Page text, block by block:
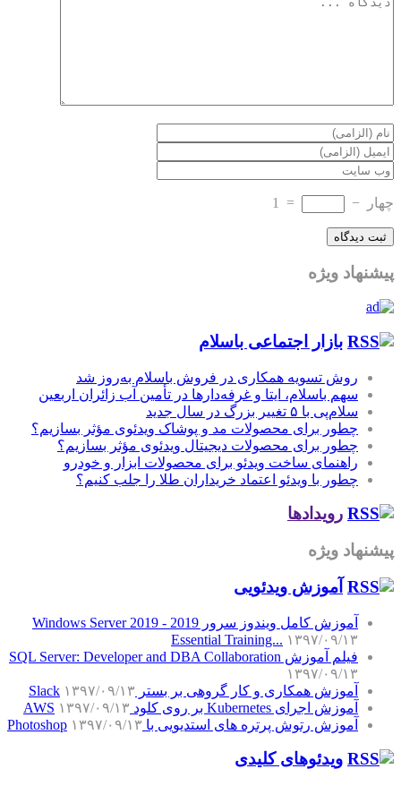
چهار −
=
1
پیشنهاد ویژه
بازار اجتماعی باسلام
روش تسویه همکاری در فروش باسلام به‌روز شد
سهم باسلام، ایتا و غرفه‌دارها در تأمین آب زائران اربعین
سلام‌پی با ۵ تغییر بزرگ در سال جدید
چطور برای محصولات مد و پوشاک ویدئوی مؤثر بسازیم؟
چطور برای محصولات دیجیتال ویدئوی مؤثر بسازیم؟
راهنمای ساخت ویدئو برای محصولات ابزار و خودرو
چطور با ویدئو اعتماد خریداران طلا را جلب کنیم؟
رویدادها
پیشنهاد ویژه
آموزش‌ ویدئویی
آموزش کامل ویندوز سرور 2019 - Windows Server 2019
Essential Training... ۱۳۹۷/۰۹/۱۳
فیلم آموزش SQL Server: Developer and DBA Collaboration
۱۳۹۷/۰۹/۱۳
آموزش همکاری و کار گروهی بر بستر Slack ۱۳۹۷/۰۹/۱۳
آموزش اجرای Kubernetes بر روی کلود AWS
۱۳۹۷/۰۹/۱۳
آموزش رتوش پرتره های استدیویی با Photoshop ۱۳۹۷/۰۹/۱۳
ویدئوهای کلیدی